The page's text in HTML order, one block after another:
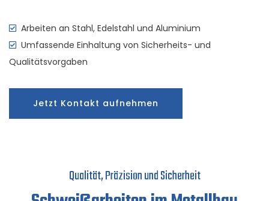
Arbeiten an Stahl, Edelstahl und Aluminium
Umfassende Einhaltung von Sicherheits- und
Qualitätsvorgaben
Jetzt Kontakt aufnehmen
Qualität, Präzision und Sicherheit